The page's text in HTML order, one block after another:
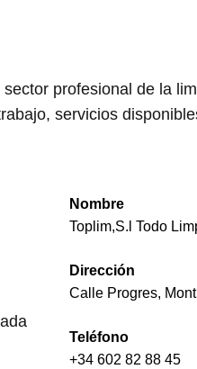
profesional de la
servicios
Nombre
Toplim,S.l Todo
Dirección
Calle Progres,
Teléfono
+34 602 82 88 45